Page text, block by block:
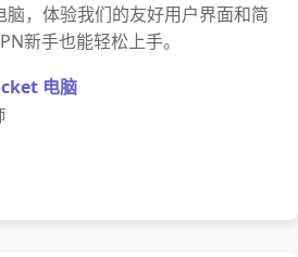
，体验我们的友好用户界面和简
新手也能轻松上手。
电脑